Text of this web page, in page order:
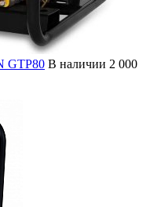
GTP80 В наличии 2 000